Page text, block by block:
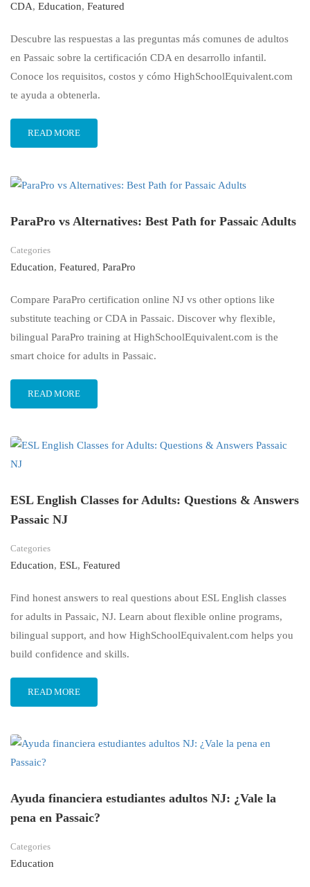
CDA, Education, Featured
Descubre las respuestas a las preguntas más comunes de adultos
en Passaic sobre la certificación CDA en desarrollo infantil.
Conoce los requisitos, costos y cómo HighSchoolEquivalent.com
te ayuda a obtenerla.
READ MORE
ParaPro vs Alternatives: Best Path for Passaic Adults
Categories
Education, Featured, ParaPro
Compare ParaPro certification online NJ vs other options like
substitute teaching or CDA in Passaic. Discover why flexible,
bilingual ParaPro training at HighSchoolEquivalent.com is the
smart choice for adults in Passaic.
READ MORE
ESL English Classes for Adults: Questions & Answers
Passaic NJ
Categories
Education, ESL, Featured
Find honest answers to real questions about ESL English classes
for adults in Passaic, NJ. Learn about flexible online programs,
bilingual support, and how HighSchoolEquivalent.com helps you
build confidence and skills.
READ MORE
Ayuda financiera estudiantes adultos NJ: ¿Vale la
pena en Passaic?
Categories
Education